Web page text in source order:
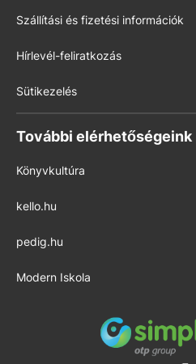
Szállítási és fizetési információk
Hírlevél-feliratkozás
Sütikezelés
További elérhetőségeink
Könyvkultúra
kello.hu
pedig.hu
Modern Iskola